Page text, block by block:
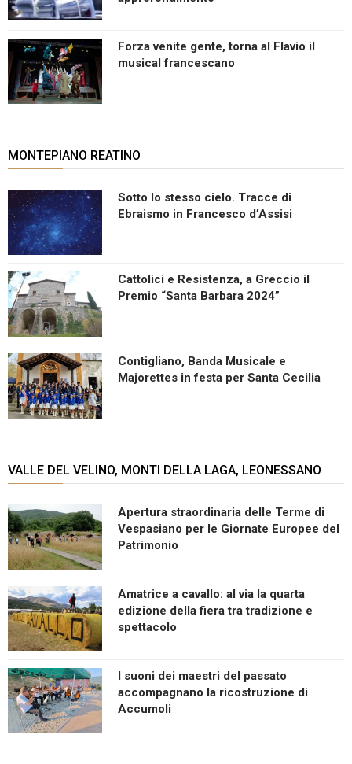
Forza venite gente, torna al Flavio il
musical francescano
MONTEPIANO REATINO
Sotto lo stesso cielo. Tracce di
Ebraismo in Francesco d’Assisi
Cattolici e Resistenza, a Greccio il
Premio “Santa Barbara 2024”
Contigliano, Banda Musicale e
Majorettes in festa per Santa Cecilia
VALLE DEL VELINO, MONTI DELLA LAGA, LEONESSANO
Apertura straordinaria delle Terme di
Vespasiano per le Giornate Europee del
Patrimonio
Amatrice a cavallo: al via la quarta
edizione della fiera tra tradizione e
spettacolo
I suoni dei maestri del passato
accompagnano la ricostruzione di
Accumoli